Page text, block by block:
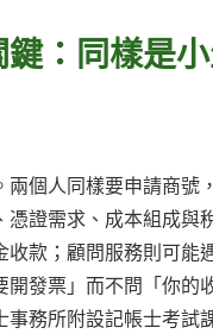
：同樣是
個人同樣要申請商
證需求、成本組成
款；顧問服務則可能
發票」而不問「你
務所附設記帳士考試